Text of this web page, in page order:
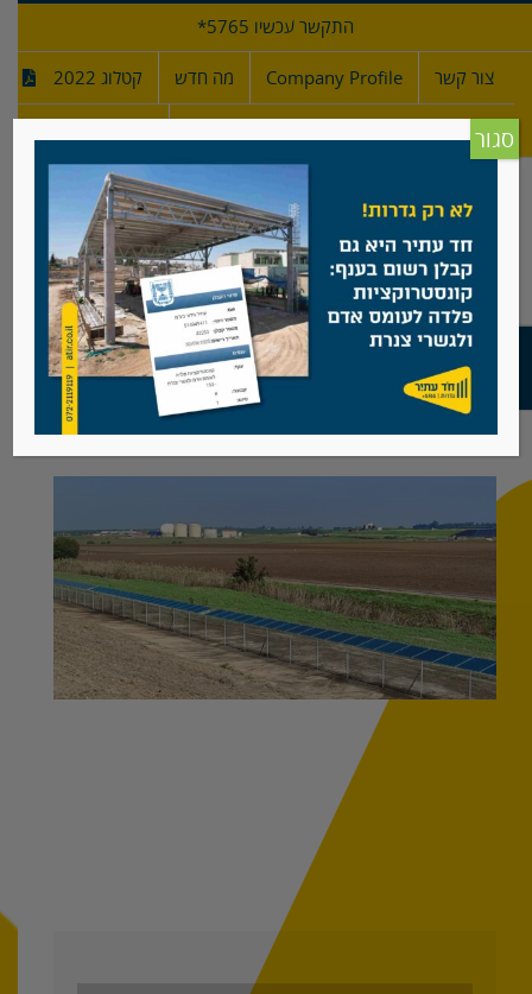
התקשר עכשיו 5765*
צור קשר Company Profile מה חדש קטלוג 2022
אנרגיה מתחדשת
סגור